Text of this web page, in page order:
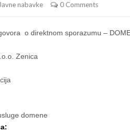
Javne nabavke 0 Comments
o direktnom sporazumu –
Zenica
domene